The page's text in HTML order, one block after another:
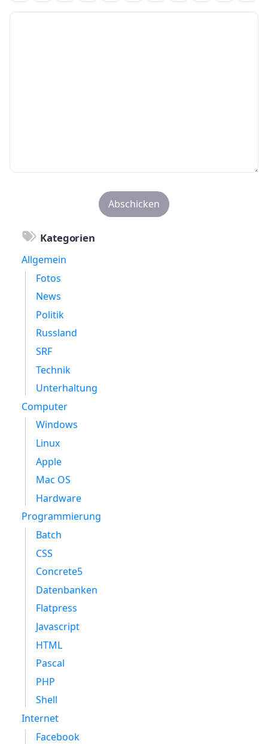
Kategorien
Allgemein
Fotos
News
Politik
Russland
SRF
Technik
Unterhaltung
Computer
Windows
Linux
Apple
Mac OS
Hardware
Programmierung
Batch
CSS
Concrete5
Datenbanken
Flatpress
Javascript
HTML
Pascal
PHP
Shell
Internet
Facebook